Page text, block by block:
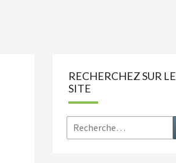
RECHERCHEZ SUR LE
SITE
Rechercher :